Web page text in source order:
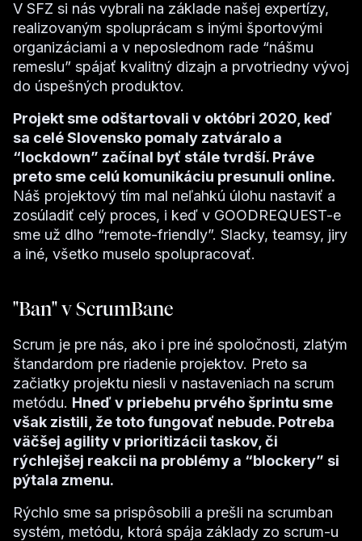
V SFZ si nás vybrali na základe našej expertízy,
realizovaným spoluprácam s inými športovými
organizáciami a v neposlednom rade “nášmu
remeslu” spájať kvalitný dizajn a prvotriedny vývoj
do úspešných produktov.
Projekt sme odštartovali v októbri 2020, keď
sa celé Slovensko pomaly zatváralo a
“lockdown” začínal byť stále tvrdší. Práve
preto sme celú komunikáciu presunuli online.
Náš projektový tím mal neľahkú úlohu nastaviť a
zosúladiť celý proces, i keď v GOODREQUEST-e
sme už dlho “remote-friendly”. Slacky, teamsy, jiry
a iné, všetko muselo spolupracovať.
"Ban" v ScrumBane
Scrum je pre nás, ako i pre iné spoločnosti, zlatým
štandardom pre riadenie projektov. Preto sa
začiatky projektu niesli v nastaveniach na scrum
metódu. Hneď v priebehu prvého šprintu sme
však zistili, že toto fungovať nebude. Potreba
väčšej agility v prioritizácii taskov, či
rýchlejšej reakcii na problémy a “blockery” si
pýtala zmenu.
Rýchlo sme sa prispôsobili a prešli na scrumban
systém, metódu, ktorá spája základy zo scrum-u